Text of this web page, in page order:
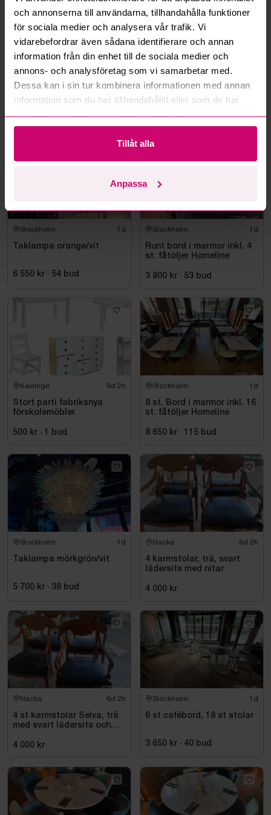
och annonserna till användarna, tillhandahålla funktioner
för sociala medier och analysera vår trafik. Vi
vidarebefordrar även sådana identifierare och annan
information från din enhet till de sociala medier och
annons- och analysföretag som vi samarbetar med.
Dessa kan i sin tur kombinera informationen med annan
information som du har tillhandahållit eller som de har
samlat in när du har använt deras tjänster.
Tillåt alla
Anpassa
Kan jag ångra ett bud?
Kan ni frakta mina vunna objekt?
Stockholm 1d
Taklampa orange/vit
6 550 kr · 54 bud
Stockholm 1d
Runt bord i marmor inkl. 4
st. fåtöljer Homeline
3 800 kr · 53 bud
Kävlinge 6d 2h
Stort parti fabriksnya
förskolemöbler
500 kr · bud
Stockholm 1d
8 st. Bord i marmor inkl. 16
st. fåtöljer Homeline
8 650 kr · 115 bud
Stockholm 1d
Taklampa mörkgrön/vit
5 700 kr · 38 bud
Nacka 6d 2h
4 karmstolar, trä, svart
lädersits med nitar
4 000 kr
Nacka 6d 2h
4 st karmstolar Selva, trä
med svart lädersits och
4 000 kr
Stockholm 1d
6 st cafébord, 18 st stolar
3 650 kr · 40 bud